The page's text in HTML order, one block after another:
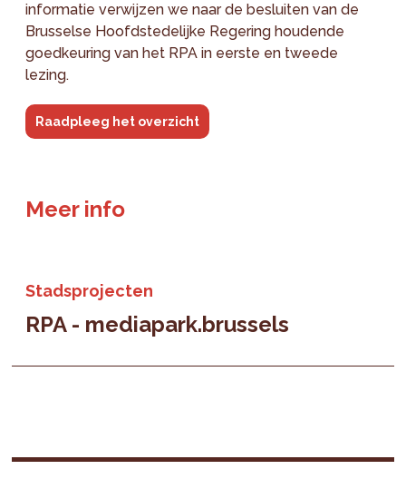
informatie verwijzen we naar de besluiten van de
Brusselse Hoofdstedelijke Regering houdende
goedkeuring van het RPA in eerste en tweede
lezing.
Raadpleeg het overzicht
Meer info
Stadsprojecten
RPA - mediapark.brussels